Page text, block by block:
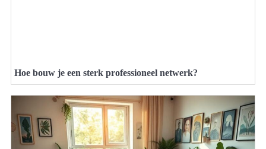
Hoe bouw je een sterk professioneel netwerk?